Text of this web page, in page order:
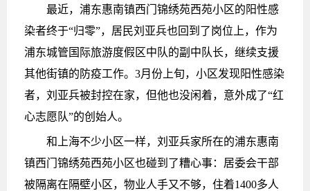
最近，浦东惠南镇西门锦绣苑西苑小区的阳性感
染者终于“归零”，居民刘亚兵也回到了岗位上，作为
浦东城管国际旅游度假区中队的副中队长，继续支援
其他街镇的防疫工作。3月份上旬，小区发现阳性感染
者，刘亚兵被封控在家，但他也没闲着，意外成了“红
心志愿队”的创始人。
和上海不少小区一样，刘亚兵家所在的浦东惠南
镇西门锦绣苑西苑小区也碰到了糟心事：居委会干部
被隔离在隔壁小区，物业人手又不够，住着1400多人